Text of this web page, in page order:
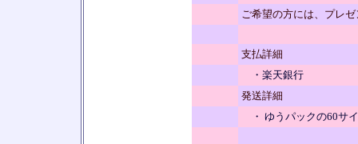
ご希望の方には、プレ
支払詳細
・楽天銀行
発送詳細
・ ゆうパックの60サ